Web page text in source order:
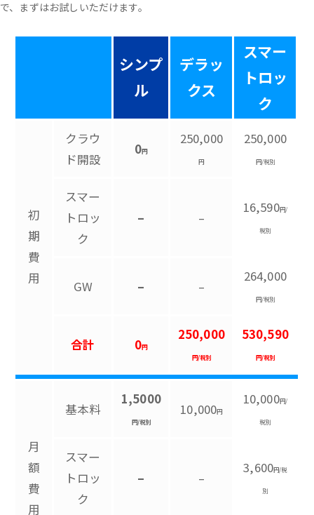
で、まずはお試しいただけます。
シンプ
ル
デラッ
クス
スマー
トロッ
ク
初
期
費
用
クラウ
ド開設
0円
250,000
円
250,000
円/税別
スマー
トロッ
ク
– –
16,590円/
税別
GW – –
264,000
円/税別
合計 0円
250,000
円/税別
530,590
円/税別
月
額
費
用
基本料
1,5000
円/税別
10,000円
10,000円/
税別
スマー
トロッ
ク
– –
3,600円/税
別